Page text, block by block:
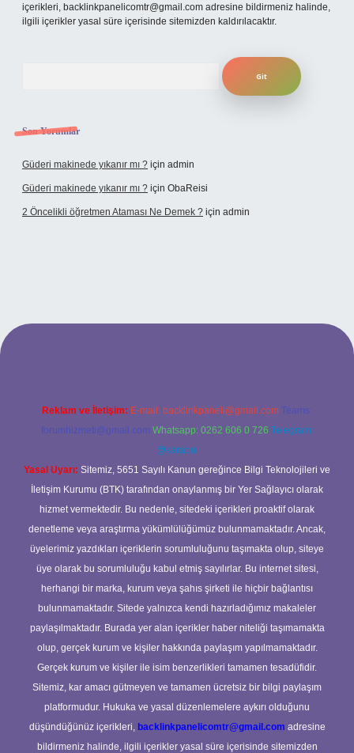
içerikleri, backlinkpanelicomtr@gmail.com adresine bildirmeniz halinde,
ilgili içerikler yasal süre içerisinde sitemizden kaldırılacaktır.
Son Yorumlar
Güderi makinede yıkanır mı ? için admin
Güderi makinede yıkanır mı ? için ObaReisi
2 Öncelikli öğretmen Ataması Ne Demek ? için admin
Reklam ve İletişim: E-mail: backlinkpaneli@gmail.com Teams:
forumhizmeti@gmail.com Whatsapp: 0262 606 0 726 Telegram:
@karabul
Yasal Uyarı: Sitemiz, 5651 Sayılı Kanun gereğince Bilgi Teknolojileri ve
İletişim Kurumu (BTK) tarafından onaylanmış bir Yer Sağlayıcı olarak
hizmet vermektedir. Bu nedenle, sitedeki içerikleri proaktif olarak
denetleme veya araştırma yükümlülüğümüz bulunmamaktadır. Ancak,
üyelerimiz yazdıkları içeriklerin sorumluluğunu taşımakta olup, siteye
üye olarak bu sorumluluğu kabul etmiş sayılırlar. Bu internet sitesi,
herhangi bir marka, kurum veya şahıs şirketi ile hiçbir bağlantısı
bulunmamaktadır. Sitede yalnızca kendi hazırladığımız makaleler
paylaşılmaktadır. Burada yer alan içerikler haber niteliği taşımamakta
olup, gerçek kurum ve kişiler hakkında paylaşım yapılmamaktadır.
Gerçek kurum ve kişiler ile isim benzerlikleri tamamen tesadüfidir.
Sitemiz, kar amacı gütmeyen ve tamamen ücretsiz bir bilgi paylaşım
platformudur. Hukuka ve yasal düzenlemelere aykırı olduğunu
düşündüğünüz içerikleri, backlinkpanelicomtr@gmail.com adresine
bildirmeniz halinde, ilgili içerikler yasal süre içerisinde sitemizden